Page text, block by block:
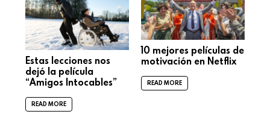
Estas lecciones nos
dejó la película
“Amigos Intocables”
READ MORE
10 mejores películas de
motivación en Netflix
READ MORE